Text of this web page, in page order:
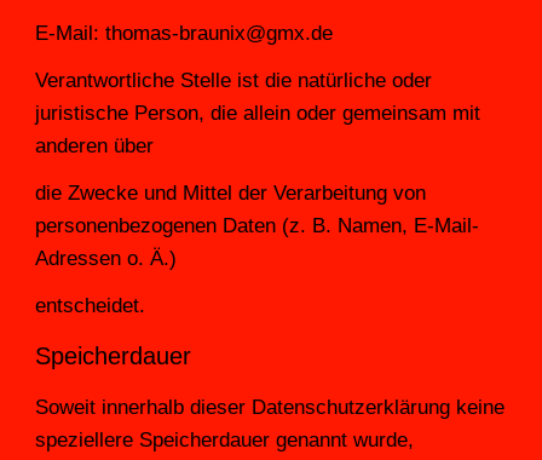
E-Mail: thomas-braunix@gmx.de
Verantwortliche Stelle ist die natürliche oder
juristische Person, die allein oder gemeinsam mit
anderen über
die Zwecke und Mittel der Verarbeitung von
personenbezogenen Daten (z. B. Namen, E-Mail-
Adressen o. Ä.)
entscheidet.
Speicherdauer
Soweit innerhalb dieser Datenschutzerklärung keine
speziellere Speicherdauer genannt wurde,